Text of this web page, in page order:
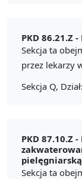
PKD 86.21.Z -
Sekcja ta
przez lekarzy
Sekcja Q,
PKD 87.10.Z -
pielęgniarską
Sekcja ta